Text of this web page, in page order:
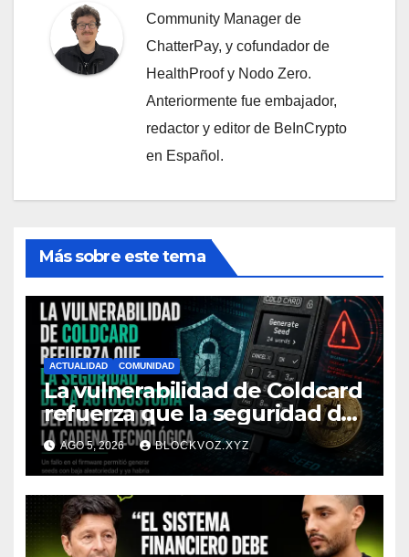
Community Manager de
ChatterPay, y cofundador de
HealthProof y Nodo Zero.
Anteriormente fue embajador,
redactor y editor de BeInCrypto
en Español.
Más sobre este tema
ACTUALIDAD COMUNIDAD
La vulnerabilidad de Coldcard
refuerza que la seguridad de
la autocustodia depende de
toda la cadena tecnológica,
afirma CoinEx Research
AGO 5, 2026 BLOCKVOZ.XYZ